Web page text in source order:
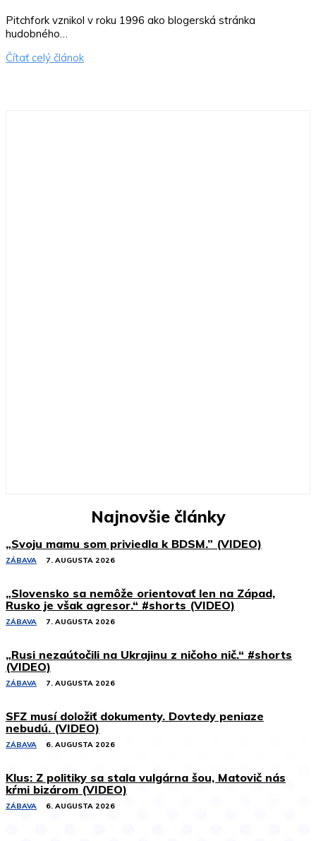
Pitchfork vznikol v roku 1996 ako blogerská stránka
hudobného…
Čítať celý článok
Najnovšie články
„Svoju mamu som priviedla k BDSM.” (VIDEO)
ZÁBAVA 7. AUGUSTA 2026
„Slovensko sa nemôže orientovať len na Západ,
Rusko je však agresor.“ #shorts (VIDEO)
ZÁBAVA 7. AUGUSTA 2026
„Rusi nezaútočili na Ukrajinu z ničoho nič.“ #shorts
(VIDEO)
ZÁBAVA 7. AUGUSTA 2026
SFZ musí doložiť dokumenty. Dovtedy peniaze
nebudú. (VIDEO)
ZÁBAVA 6. AUGUSTA 2026
Klus: Z politiky sa stala vulgárna šou, Matovič nás
kŕmi bizárom (VIDEO)
ZÁBAVA 6. AUGUSTA 2026